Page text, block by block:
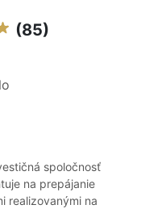
(85)
spoločnosť
na prepájanie
realizovanými na